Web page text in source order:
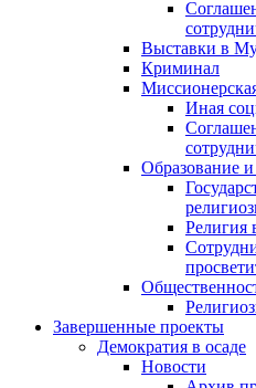
Выставки в
Криминал
Иная
Образование и
Религия
Завершенные проекты
Демократия в осаде
Новости